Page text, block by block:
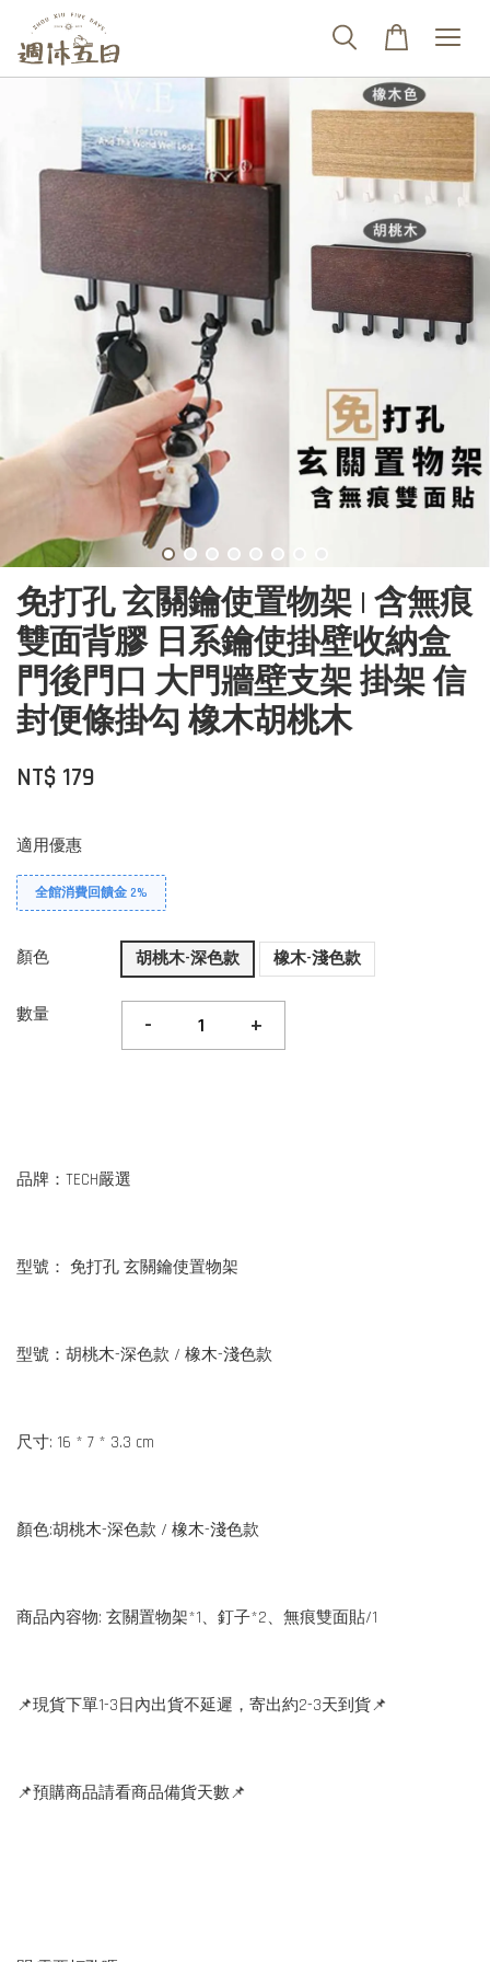
免打孔 玄關鑰使置物架 | 含無痕
雙面背膠 日系鑰使掛壁收納盒
門後門口 大門牆壁支架 掛架 信
封便條掛勾 橡木胡桃木
NT$ 179
適用優惠
全館消費回饋金 2%
顏色 胡桃木-深色款 橡木-淺色款
數量 - +
品牌：TECH嚴選
型號： 免打孔 玄關鑰使置物架
型號：胡桃木-深色款 / 橡木-淺色款
尺寸: 16 * 7 * 3.3 cm
顏色:胡桃木-深色款 / 橡木-淺色款
商品內容物: 玄關置物架*1、釘子*2、無痕雙面貼/1
📌現貨下單1-3日內出貨不延遲，寄出約2-3天到貨📌
📌預購商品請看商品備貨天數📌